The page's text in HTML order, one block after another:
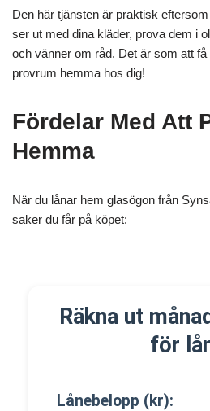
Den här tjänsten är praktisk
ser ut med dina kläder, prova dem i
och vänner om råd. Det är som att
provrum hemma hos dig!
Fördelar Med Att
Hemma
När du lånar hem glasögon från
saker du får på köpet:
Räkna ut
för
Lånebelopp (kr):